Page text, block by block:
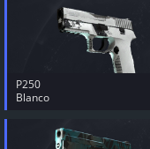
P250
Blanco